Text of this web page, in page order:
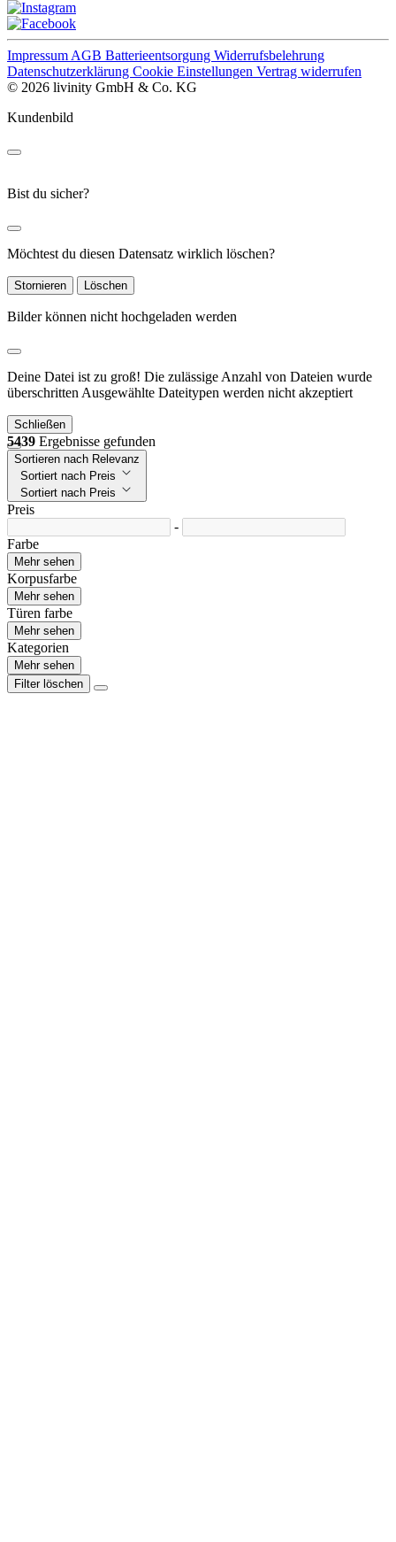
Impressum AGB Batterieentsorgung Widerrufsbelehrung
Datenschutzerklärung Cookie Einstellungen Vertrag widerrufen
© 2026 livinity GmbH & Co. KG
Kundenbild
Bist du sicher?
Möchtest du diesen Datensatz wirklich löschen?
Stornieren Löschen
Bilder können nicht hochgeladen werden
Deine Datei ist zu groß! Die zulässige Anzahl von Dateien wurde
überschritten Ausgewählte Dateitypen werden nicht akzeptiert
Schließen
5439 Ergebnisse gefunden
Sortieren nach Relevanz
Sortiert nach Preis
Sortiert nach Preis
Preis
-
Farbe
Mehr sehen
Korpusfarbe
Mehr sehen
Türen farbe
Mehr sehen
Kategorien
Mehr sehen
Filter löschen